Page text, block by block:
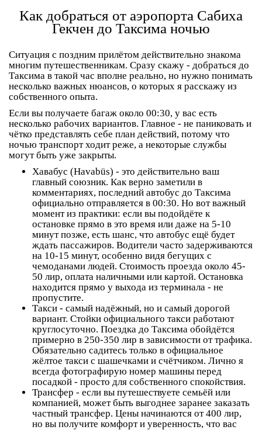
Как добраться от аэропорта Сабиха
Гекчен до Таксима ночью
Ситуация с поздним прилётом действительно знакома
многим путешественникам. Сразу скажу - добраться до
Таксима в такой час вполне реально, но нужно понимать
несколько важных нюансов, о которых я расскажу из
собственного опыта.
Если вы получаете багаж около 00:30, у вас есть
несколько рабочих вариантов. Главное - не паниковать и
чётко представлять себе план действий, потому что
ночью транспорт ходит реже, а некоторые службы
могут быть уже закрыты.
Хавабус (Havabüs) - это действительно ваш
главный союзник. Как верно заметили в
комментариях, последний автобус до Таксима
официально отправляется в 00:30. Но вот важный
момент из практики: если вы подойдёте к
остановке прямо в это время или даже на 5-10
минут позже, есть шанс, что автобус ещё будет
ждать пассажиров. Водители часто задерживаются
на 10-15 минут, особенно видя бегущих с
чемоданами людей. Стоимость проезда около 45-
50 лир, оплата наличными или картой. Остановка
находится прямо у выхода из терминала - не
пропустите.
Такси - самый надёжный, но и самый дорогой
вариант. Стойки официального такси работают
круглосуточно. Поездка до Таксима обойдётся
примерно в 250-350 лир в зависимости от трафика.
Обязательно садитесь только в официальное
жёлтое такси с шашечками и счётчиком. Лично я
всегда фотографирую номер машины перед
посадкой - просто для собственного спокойствия.
Трансфер - если вы путешествуете семьёй или
компанией, может быть выгоднее заранее заказать
частный трансфер. Цены начинаются от 400 лир,
но вы получите комфорт и уверенность, что вас